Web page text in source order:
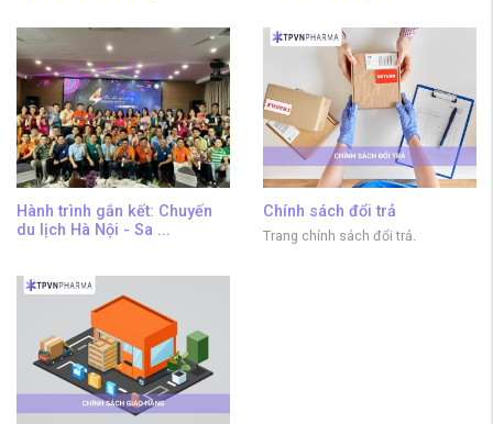
Hành trình gắn kết: Chuyến
du lịch Hà Nội - Sa ...
Chính sách đổi trả
Trang chính sách đổi trả.